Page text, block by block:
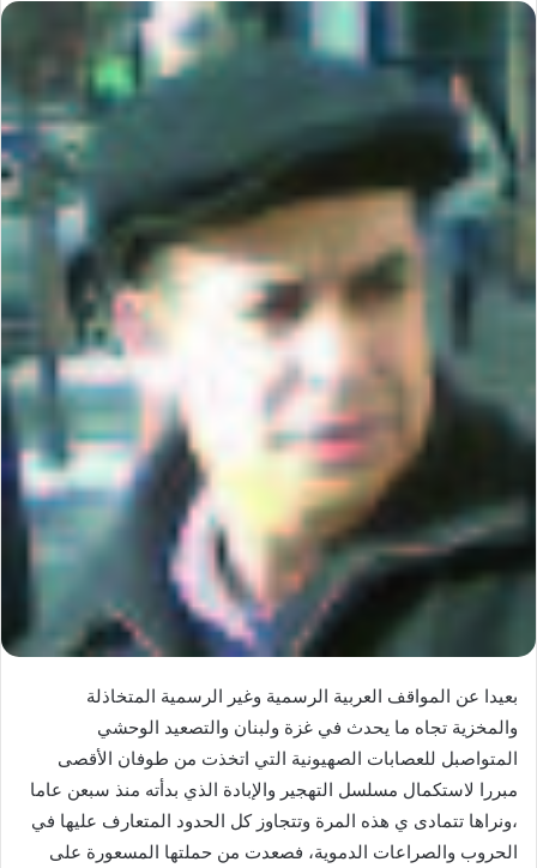
بعيدا عن المواقف العربية الرسمية وغير الرسمية المتخاذلة
والمخزية تجاه ما يحدث في غزة ولبنان والتصعيد الوحشي
المتواصبل للعصابات الصهيونية التي اتخذت من طوفان الأقصى
مبررا لاستكمال مسلسل التهجير والإبادة الذي بدأته منذ سبعن عاما
،ونراها تتمادى ي هذه المرة وتتجاوز كل الحدود المتعارف عليها في
الحروب والصراعات الدموية، فصعدت من حملتها المسعورة على